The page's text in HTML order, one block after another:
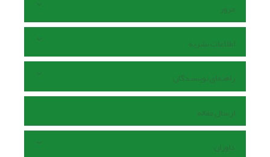
مرور
اطلاعات نشریه
راهنمای نویسندگان
ارسال مقاله
داوران